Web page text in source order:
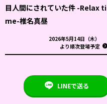
目人間にされていた件 -Relax ti
me-椎名真昼
2026年5月14日（木）
より順次登場予定
LINEで送る